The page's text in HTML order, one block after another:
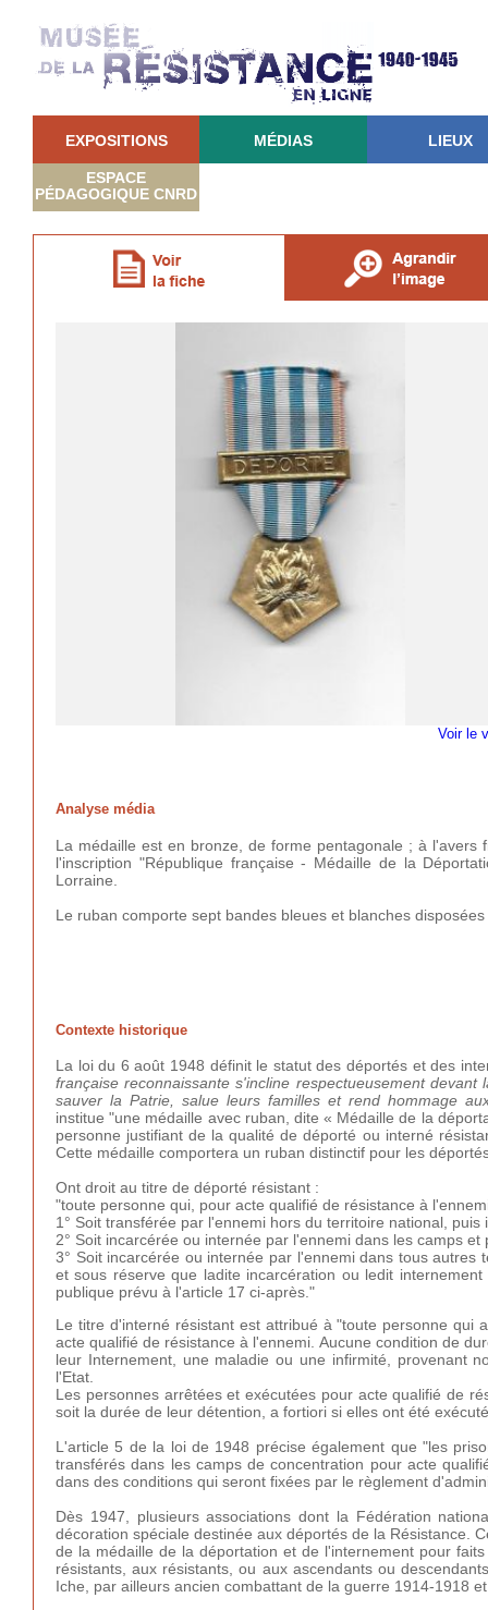
EXPOSITIONS MÉDIAS LIEUX
ESPACE
PÉDAGOGIQUE CNRD
Voir le
Analyse média
La médaille est en bronze, de forme pentagonale ; à
l'inscription "République française - Médaille de la
Lorraine.
Le ruban comporte sept bandes bleues et blanches
Contexte historique
La loi du 6 août 1948 définit le statut des déportés et des
française reconnaissante s'incline respectueusement
sauver la Patrie, salue leurs familles et rend hommage
institue "une médaille avec ruban, dite « Médaille de la
personne justifiant de la qualité de déporté ou interné
Cette médaille comportera un ruban distinctif pour les
Ont droit au titre de déporté résistant :
"toute personne qui, pour acte qualifié de résistance à
1° Soit transférée par l'ennemi hors du territoire national,
2° Soit incarcérée ou internée par l'ennemi dans les camps
3° Soit incarcérée ou internée par l'ennemi dans tous
et sous réserve que ladite incarcération ou ledit
publique prévu à l'article 17 ci-après."
Le titre d'interné résistant est attribué à "toute personne
acte qualifié de résistance à l'ennemi. Aucune condition de
leur Internement, une maladie ou une infirmité, provenant
l'Etat.
Les personnes arrêtées et exécutées pour acte qualifié de
soit la durée de leur détention, a fortiori si elles ont été
L'article 5 de la loi de 1948 précise également que "les
transférés dans les camps de concentration pour acte
dans des conditions qui seront fixées par le règlement
Dès 1947, plusieurs associations dont la Fédération
décoration spéciale destinée aux déportés de la Résistance.
de la médaille de la déportation et de l'internement pour
résistants, aux résistants, ou aux ascendants ou
Iche, par ailleurs ancien combattant de la guerre 1914-1918